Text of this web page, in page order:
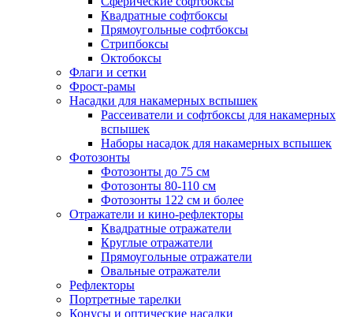
Квадратные софтбоксы
Прямоугольные софтбоксы
Стрипбоксы
Октобоксы
Флаги и сетки
Фрост-рамы
Насадки для накамерных вспышек
Рассеиватели и софтбоксы для накамерных
вспышек
Наборы насадок для накамерных вспышек
Фотозонты
Фотозонты до 75 см
Фотозонты 80-110 см
Фотозонты 122 см и более
Отражатели и кино-рефлекторы
Квадратные отражатели
Круглые отражатели
Прямоугольные отражатели
Овальные отражатели
Рефлекторы
Портретные тарелки
Конусы и оптические насадки